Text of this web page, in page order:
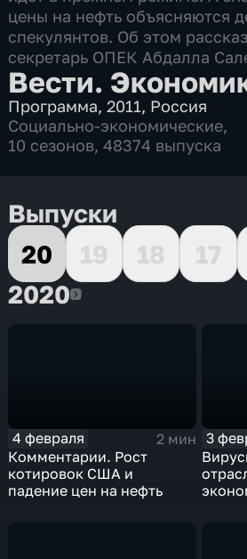
цены на нефть объясняются
спекулянтов. Об этом
секретарь ОПЕК Абдалла
Вести.
Программа,2011, Россия
Социально-экономические,
10 сезонов, 48374 выпуска
Выпуски
20
19 18 17
20202020
4 февраля
2 мин
Комментарии. Рост
котировок США и
падение цен на нефть
3